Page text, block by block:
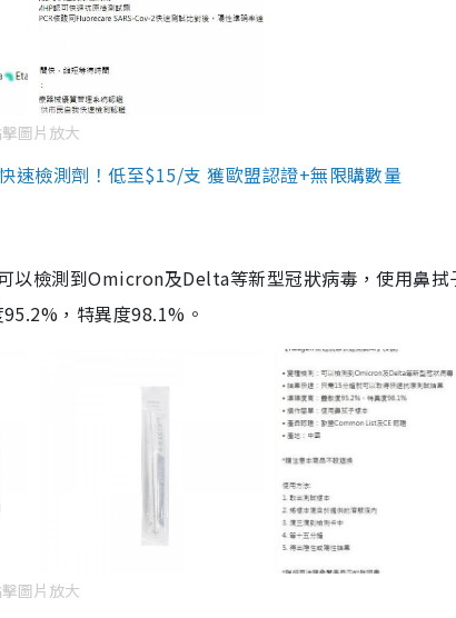
圖片放大
速檢測劑！低至$15/支 獲歐盟認證+無限購數量
以檢測到Omicron及Delta等新型冠狀病毒，使用鼻拭
，特異度98.1%。
圖片放大